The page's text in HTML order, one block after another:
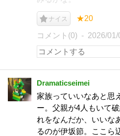
ナイス ★20
コメント(0) 2026/01/
Dramaticseimei
家族っていいなあと思
ー。父親が4人もいて
れをなんだか、いいな
るのが伊坂節。ここら